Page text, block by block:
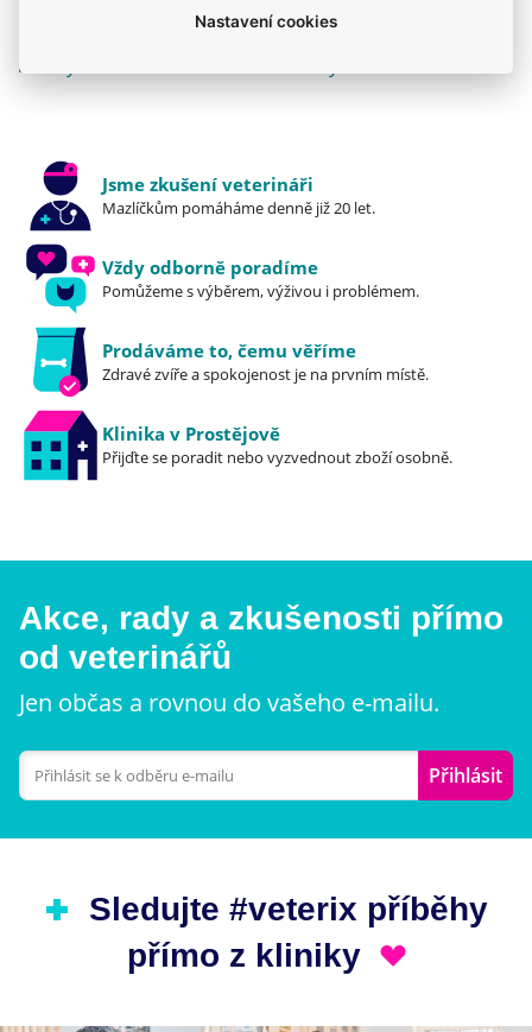
Pro štěňata
Mého psa trápí
Jsme zkušení veterináři
Mazlíčkům pomáháme denně již 20 let.
Vždy odborně poradíme
Pomůžeme s výběrem, výživou i problémem.
Prodáváme to, čemu věříme
Zdravé zvíře a spokojenost je na prvním místě.
Klinika v Prostějově
Přijďte se poradit nebo vyzvednout zboží osobně.
Akce, rady a zkušenosti přímo
od veterinářů
Jen občas a rovnou do vašeho e-mailu.
Přihlásit
Sledujte #veterix příběhy
přímo z kliniky
Nastavení cookies